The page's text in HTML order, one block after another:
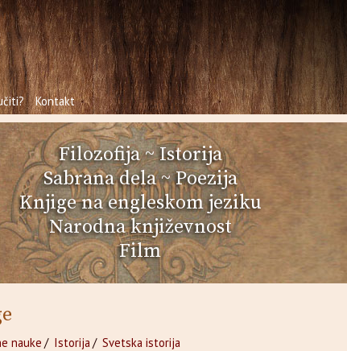
Kontakt
Filozofija~Istorija
Sabrana dela~Poezija
Knjige na engleskom jeziku
Narodna književnost
Film
nauke / Istorija/ Svetska istorija